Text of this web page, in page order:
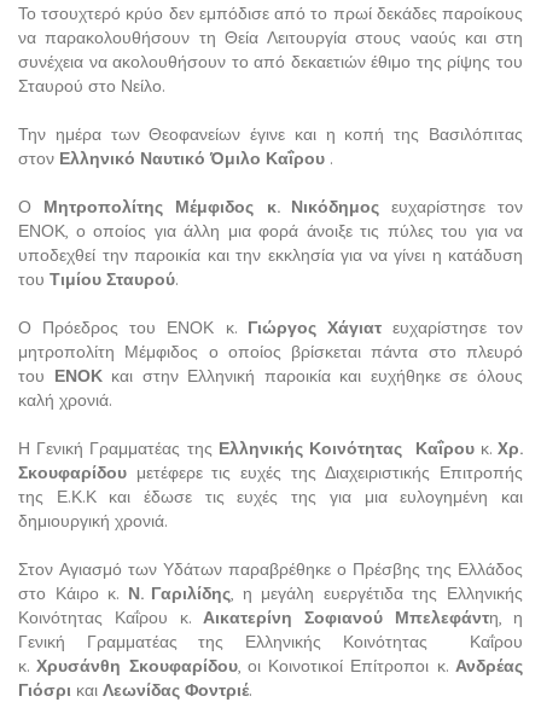
Το τσουχτερό κρύο δεν εμπόδισε από το πρωί δεκάδες παροίκους
να παρακολουθήσουν τη Θεία Λειτουργία στους ναούς και στη
συνέχεια να ακολουθήσουν το από δεκαετιών έθιμο της ρίψης του
Σταυρού στο Νείλο.
Την ημέρα των Θεοφανείων έγινε και η κοπή της Βασιλόπιτας
στον Ελληνικό Ναυτικό Όμιλο Καΐρου .
Ο Μητροπολίτης Μέμφιδος κ. Νικόδημοςευχαρίστησε τον
ΕΝΟΚ, ο οποίος για άλλη μια φορά άνοιξε τις πύλες του για να
υποδεχθεί την παροικία και την εκκλησία για να γίνει η κατάδυση
του Τιμίου Σταυρού.
Ο Πρόεδρος του ΕΝΟΚ κ. Γιώργος Χάγιατευχαρίστησε τον
μητροπολίτη Μέμφιδος ο οποίος βρίσκεται πάντα στο πλευρό
του ΕΝΟΚκαι στην Ελληνική παροικία και ευχήθηκε σε όλους
καλή χρονιά.
Η Γενική Γραμματέας της Ελληνικής Κοινότητας Καΐρουκ.Xρ.
Σκουφαρίδου μετέφερε τις ευχές της Διαχειριστικής Επιτροπής
της Ε.Κ.Κ και έδωσε τις ευχές της για μια ευλογημένη και
δημιουργική χρονιά.
Στον Αγιασμό των Υδάτων παραβρέθηκε ο Πρέσβης της Ελλάδος
στο Κάιρο κ. Ν. Γαριλίδης, η μεγάλη ευεργέτιδα της Ελληνικής
Κοινότητας Καΐρου κ. Αικατερίνη Σοφιανού Μπελεφάντη, η
Γενική Γραμματέας της Ελληνικής Κοινότητας Καΐρου
κ.Χρυσάνθη Σκουφαρίδου, οι Κοινοτικοί Επίτροποι κ.Ανδρέας
Γιόσρι και Λεωνίδας Φοντριέ.